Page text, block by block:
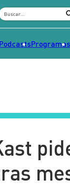
2
Patrocinado
Podcasts